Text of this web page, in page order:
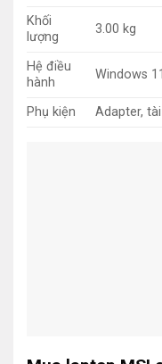
Khối
lượng
3.00 kg
Hệ điều
hành
Windows
Phụ kiện Adapter,